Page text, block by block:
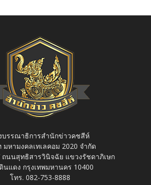
บรรณาธิการสำนักข่าวคชสีห์
มหามงคลเทเลคอม 2020 จำกัด
ถนนสุทธิสารวินิจฉัย แขวงรัชดาภิเษก
นแดง กรุงเทพมหานคร 10400
โทร. 082-753-8888